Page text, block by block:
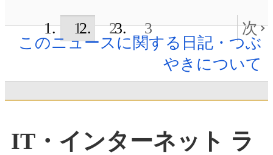
1 2 3
次
このニュースに関する日記・つぶ
やきについて
IT・インターネット ラ